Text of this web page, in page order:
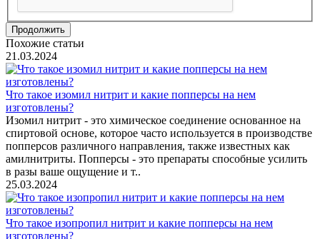
Продолжить
Похожие статьи
21.03.2024
Что такое изомил нитрит и какие попперсы на нем
изготовлены?
Изомил нитрит - это химическое соединение основанное на
спиртовой основе, которое часто используется в производстве
попперсов различного направления, также известных как
амилнитриты. Попперсы - это препараты способные усилить
в разы ваше ощущение и т..
25.03.2024
Что такое изопропил нитрит и какие попперсы на нем
изготовлены?